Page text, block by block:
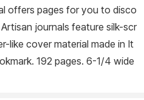
offers pages for you to disco
journals feature silk-scr
like cover material made in It
192 pages. 6-1/4 wide